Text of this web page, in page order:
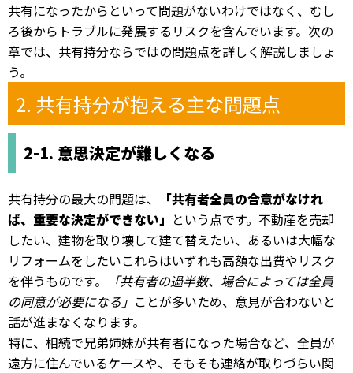
共有になったからといって問題がないわけではなく、むし
ろ後からトラブルに発展するリスクを含んでいます。次の
章では、共有持分ならではの問題点を詳しく解説しましょ
う。
2. 共有持分が抱える主な問題点
2-1. 意思決定が難しくなる
共有持分の最大の問題は、
「共有者全員の合意がなけれ
ば、重要な決定ができない」 という点です。不動産を売却
したい、建物を取り壊して建て替えたい、あるいは大幅な
リフォームをしたい――これらはいずれも高額な出費やリスク
を伴うものです。
「共有者の過半数、場合によっては全員
の同意が必要になる」 ことが多いため、意見が合わないと
話が進まなくなります。
特に、相続で兄弟姉妹が共有者になった場合など、全員が
遠方に住んでいるケースや、そもそも連絡が取りづらい関